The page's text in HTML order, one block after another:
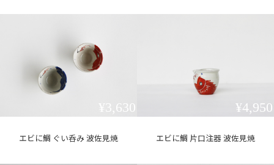
エビに鯛 ぐい呑み 波佐見焼
¥3,630
エビに鯛 片口注器 波佐見焼
¥4,950